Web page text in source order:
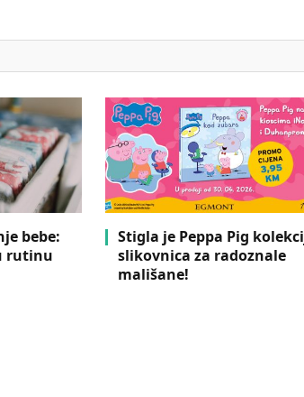
bebe:
rutinu
Stigla je Peppa Pig
slikovnica za radoznale
mališane!